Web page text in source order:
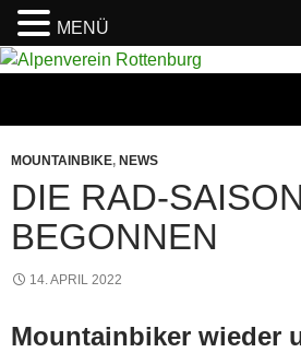
Zum
MOUNTAINBIKE, NEWS
DIE RAD-
BEGONNEN
14. APRIL 2022
Mountainbiker wieder
MENÜ